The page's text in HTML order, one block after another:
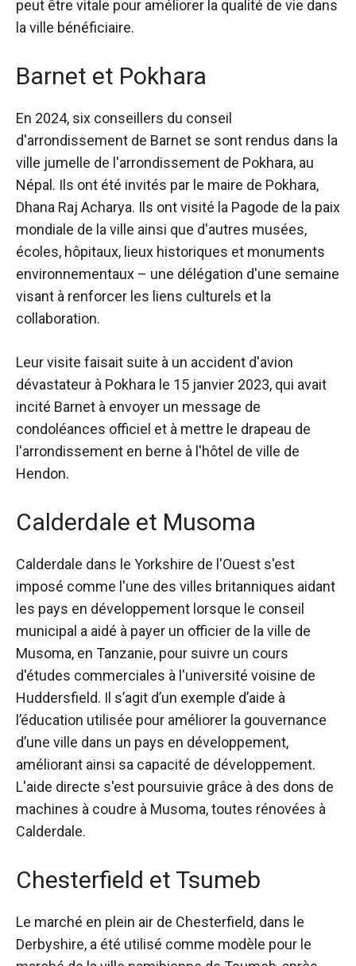
peut être vitale pour améliorer la qualité de vie dans
la ville bénéficiaire.
Barnet et Pokhara
En 2024, six conseillers du conseil
d'arrondissement de Barnet se sont rendus dans la
ville jumelle de l'arrondissement de Pokhara, au
Népal. Ils ont été invités par le maire de Pokhara,
Dhana Raj Acharya. Ils ont visité la Pagode de la paix
mondiale de la ville ainsi que d'autres musées,
écoles, hôpitaux, lieux historiques et monuments
environnementaux – une délégation d'une semaine
visant à renforcer les liens culturels et la
collaboration.
Leur visite faisait suite à un accident d'avion
dévastateur à Pokhara le 15 janvier 2023, qui avait
incité Barnet à envoyer un message de
condoléances officiel et à mettre le drapeau de
l'arrondissement en berne à l'hôtel de ville de
Hendon.
Calderdale et Musoma
Calderdale dans le Yorkshire de l'Ouest s'est
imposé comme l'une des villes britanniques aidant
les pays en développement lorsque le conseil
municipal a aidé à payer un officier de la ville de
Musoma, en Tanzanie, pour suivre un cours
d'études commerciales à l'université voisine de
Huddersfield. Il s’agit d’un exemple d’aide à
l’éducation utilisée pour améliorer la gouvernance
d’une ville dans un pays en développement,
améliorant ainsi sa capacité de développement.
L'aide directe s'est poursuivie grâce à des dons de
machines à coudre à Musoma, toutes rénovées à
Calderdale.
Chesterfield et Tsumeb
Le marché en plein air de Chesterfield, dans le
Derbyshire, a été utilisé comme modèle pour le